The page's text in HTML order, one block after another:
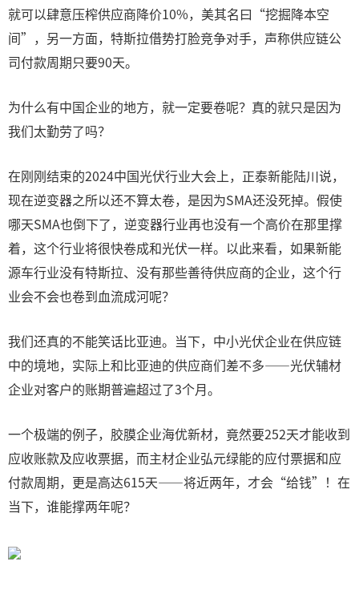
就可以肆意压榨供应商降价10%，美其名曰“挖掘降本空
间”，另一方面，特斯拉借势打脸竞争对手，声称供应链公
司付款周期只要90天。
为什么有中国企业的地方，就一定要卷呢？真的就只是因为
我们太勤劳了吗？
在刚刚结束的2024中国光伏行业大会上，正泰新能陆川说，
现在逆变器之所以还不算太卷，是因为SMA还没死掉。假使
哪天SMA也倒下了，逆变器行业再也没有一个高价在那里撑
着，这个行业将很快卷成和光伏一样。以此来看，如果新能
源车行业没有特斯拉、没有那些善待供应商的企业，这个行
业会不会也卷到血流成河呢？
我们还真的不能笑话比亚迪。当下，中小光伏企业在供应链
中的境地，实际上和比亚迪的供应商们差不多——光伏辅材
企业对客户的账期普遍超过了3个月。
一个极端的例子，胶膜企业海优新材，竟然要252天才能收到
应收账款及应收票据，而主材企业弘元绿能的应付票据和应
付款周期，更是高达615天——将近两年，才会“给钱”！在
当下，谁能撑两年呢？